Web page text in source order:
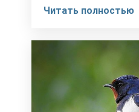
Читать полностью